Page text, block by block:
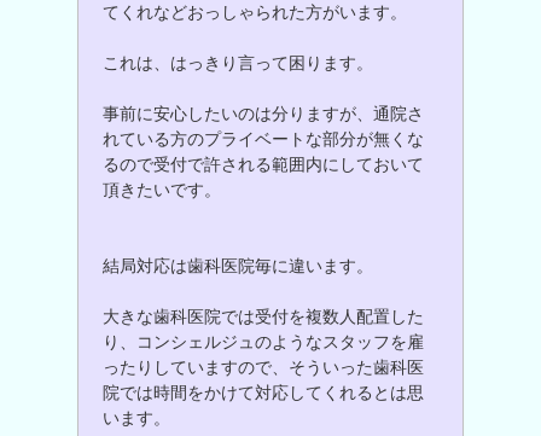
てくれなどおっしゃられた方がいます。
これは、はっきり言って困ります。
事前に安心したいのは分りますが、通院さ
れている方のプライベートな部分が無くな
るので受付で許される範囲内にしておいて
頂きたいです。
結局対応は歯科医院毎に違います。
大きな歯科医院では受付を複数人配置した
り、コンシェルジュのようなスタッフを雇
ったりしていますので、そういった歯科医
院では時間をかけて対応してくれるとは思
います。